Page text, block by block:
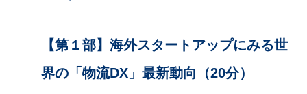
【第１部】海外スタートアップにみる世
界の「物流DX」最新動向（20分）